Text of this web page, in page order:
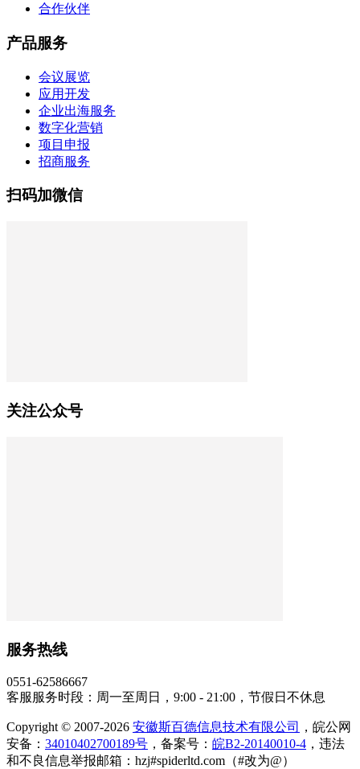
合作伙伴
产品服务
会议展览
应用开发
企业出海服务
数字化营销
项目申报
招商服务
扫码加微信
关注公众号
服务热线
0551-62586667
客服服务时段：周一至周日，9:00 - 21:00，节假日不休息
Copyright © 2007-2026 安徽斯百德信息技术有限公司
，皖公网
安备： 34010402700189号 ，备案号： 皖B2-20140010-4 ，违法
和不良信息举报邮箱：hzj#spiderltd.com（#改为@）